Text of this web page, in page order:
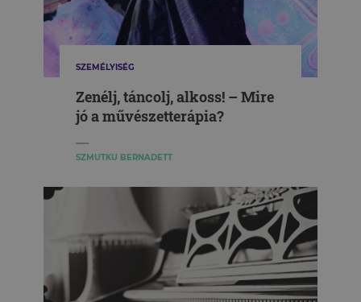
SZEMÉLYISÉG
Zenélj, táncolj, alkoss! – Mire
jó a művészetterápia?
SZMUTKU BERNADETT